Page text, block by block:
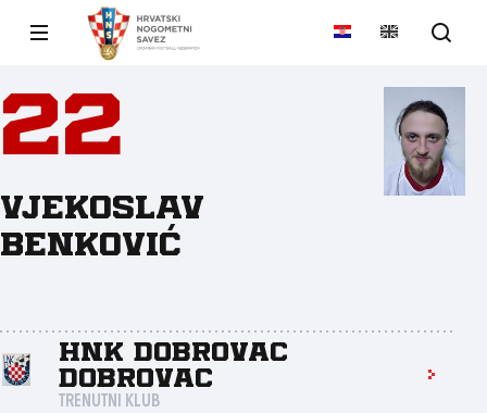
22
Vjekoslav
Benković
HNK Dobrovac
Dobrovac
TRENUTNI KLUB